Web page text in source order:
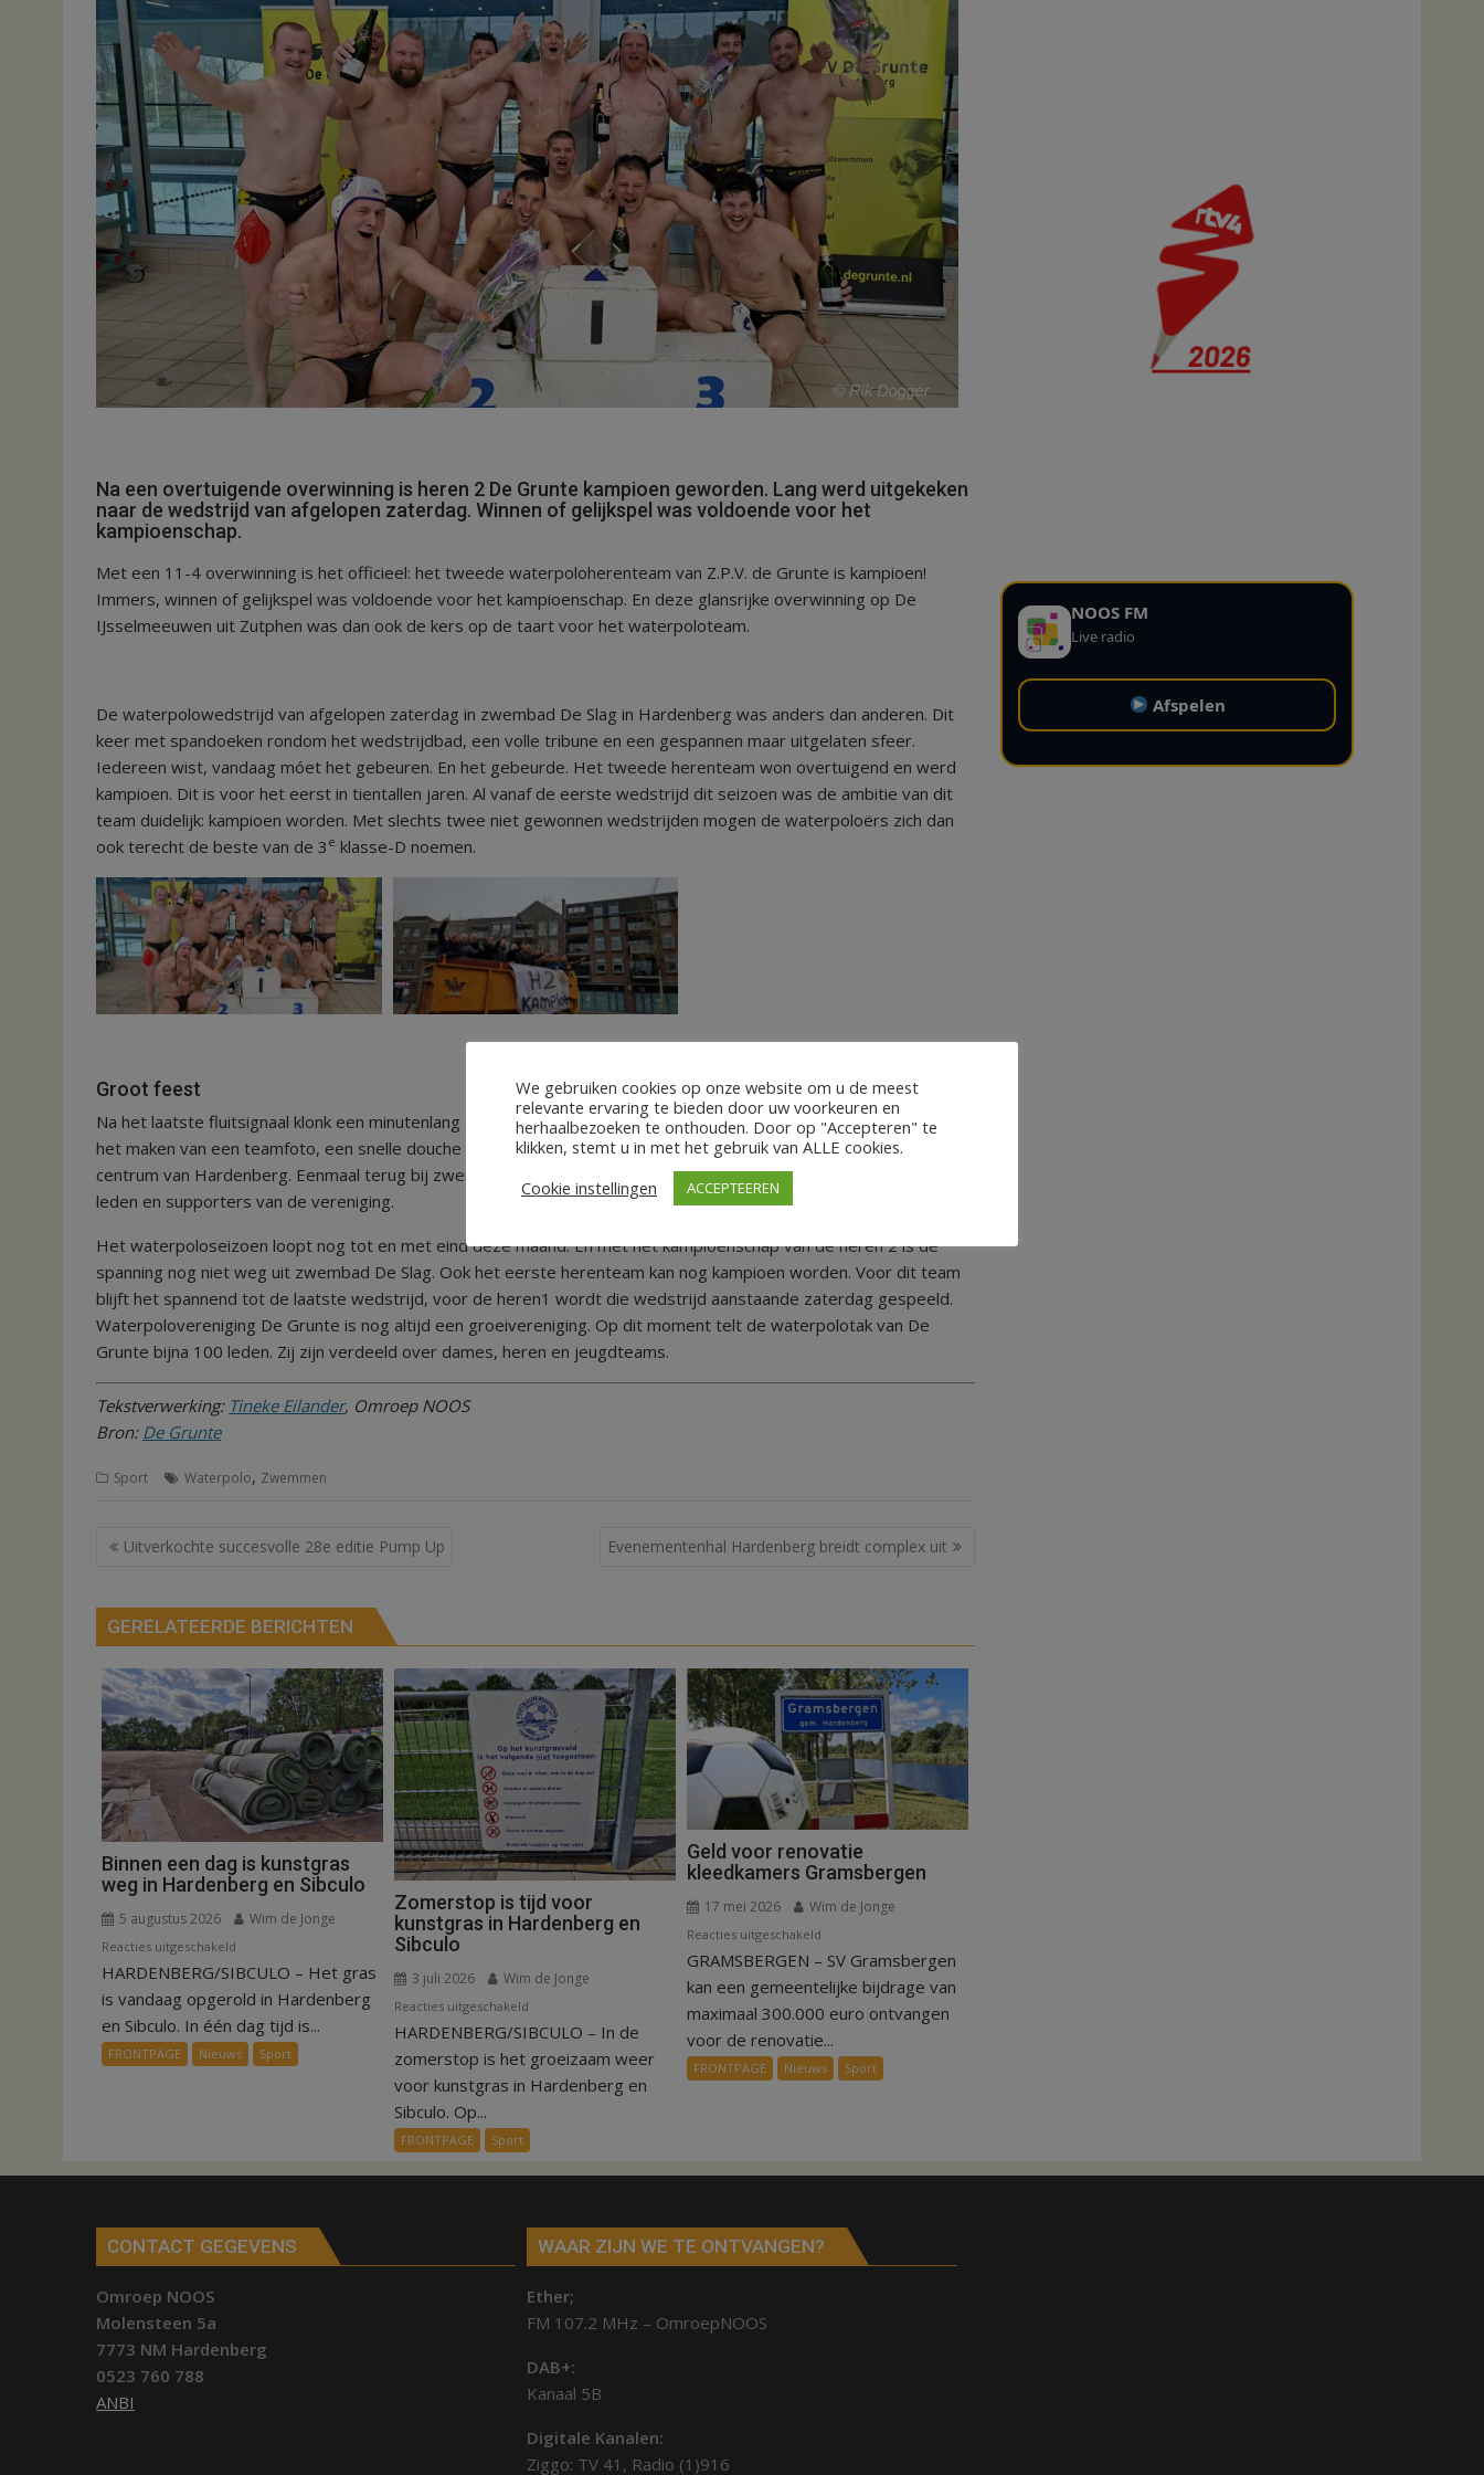
Na een overtuigende overwinning is heren 2 De Grunte kampioen geworden. Lang werd uitgekeken
naar de wedstrijd van afgelopen zaterdag. Winnen of gelijkspel was voldoende voor het
kampioenschap.
Met een 11-4 overwinning is het officieel: het tweede waterpoloherenteam van Z.P.V. de Grunte is kampioen!
Immers, winnen of gelijkspel was voldoende voor het kampioenschap. En deze glansrijke overwinning op De
IJsselmeeuwen uit Zutphen was dan ook de kers op de taart voor het waterpoloteam.
De waterpolowedstrijd van afgelopen zaterdag in zwembad De Slag in Hardenberg was anders dan anderen. Dit
keer met spandoeken rondom het wedstrijdbad, een volle tribune en een gespannen maar uitgelaten sfeer.
Iedereen wist, vandaag móet het gebeuren. En het gebeurde. Het tweede herenteam won overtuigend en werd
kampioen. Dit is voor het eerst in tientallen jaren. Al vanaf de eerste wedstrijd dit seizoen was de ambitie van dit
team duidelijk: kampioen worden. Met slechts twee niet gewonnen wedstrijden mogen de waterpoloërs zich dan
ook terecht de beste van de 3 e klasse-D noemen.
Groot feest
Na het laatste fluitsignaal klonk een minutenlang applaus vanaf de tribune, waarna de champagne ontkurkt werd. Na
het maken van een teamfoto, een snelle douche vertrokken de mannen in een wagen voor een ereronde door het
centrum van Hardenberg. Eenmaal terug bij zwembad de Slag werd het feest voortgezet, samen met andere
leden en supporters van de vereniging.
Het waterpoloseizoen loopt nog tot en met eind deze maand. En met het kampioenschap van de heren 2 is de
spanning nog niet weg uit zwembad De Slag. Ook het eerste herenteam kan nog kampioen worden. Voor dit team
blijft het spannend tot de laatste wedstrijd, voor de heren1 wordt die wedstrijd aanstaande zaterdag gespeeld.
Waterpolovereniging De Grunte is nog altijd een groeivereniging. Op dit moment telt de waterpolotak van De
Grunte bijna 100 leden. Zij zijn verdeeld over dames, heren en jeugdteams.
Tekstverwerking: Tineke Eilander, Omroep NOOS
Bron: De Grunte
Sport Waterpolo, Zwemmen
Bericht
Uitverkochte succesvolle 28e editie Pump Up Evenementenhal Hardenberg breidt complex uit
GERELATEERDE BERICHTEN
Binnen een dag is kunstgras
weg in Hardenberg en Sibculo
5 augustus 2026 Wim de Jonge
Reacties uitgeschakeld
Binnen
een
dag
is
kunstgras
HARDENBERG/SIBCULO – Het gras
is vandaag opgerold in Hardenberg
en Sibculo. In één dag tijd is...
FRONTPAGE Nieuws Sport
Zomerstop is tijd voor
kunstgras in Hardenberg en
Sibculo
3 juli 2026 Wim de Jonge
Reacties uitgeschakeld
Zomerstop
is
tijd
kunstgras
in
Hardenberg
HARDENBERG/SIBCULO – In de
zomerstop is het groeizaam weer
voor kunstgras in Hardenberg en
Sibculo. Op...
FRONTPAGE Sport
Geld voor renovatie
kleedkamers Gramsbergen
17 mei 2026 Wim de Jonge
Reacties uitgeschakeld
Geld
voor
renovatie
Gramsbergen
GRAMSBERGEN – SV Gramsbergen
kan een gemeentelijke bijdrage van
maximaal 300.000 euro ontvangen
voor de renovatie...
FRONTPAGE Nieuws Sport
NOOS FM
Live radio
Afspelen
CONTACT GEGEVENS
Omroep NOOS
Molensteen 5a
7773 NM Hardenberg
0523 760 788
ANBI
WAAR ZIJN WE TE ONTVANGEN?
Ether;
FM 107.2 MHz – OmroepNOOS
DAB+:
Kanaal 5B
Digitale Kanalen:
Ziggo: TV 41, Radio (1)916
We gebruiken cookies op onze website om u de meest
relevante ervaring te bieden door uw voorkeuren en
herhaalbezoeken te onthouden. Door op "Accepteren" te
klikken, stemt u in met het gebruik van ALLE cookies.
Cookie instellingen
ACCEPTEEREN